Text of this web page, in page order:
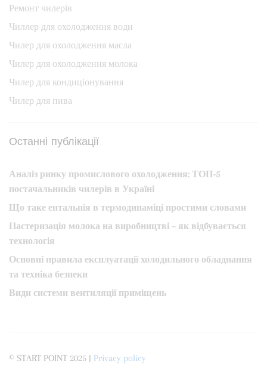
Ремонт чилерів
Чиллер для охолодження води
Чилер для охолодження масла
Чилер для охолодження молока
Чилер для кондиціонування
Чилер для пива
Останні публікації
Аналіз ринку промислового охолодження: ТОП-5
постачальників чилерів в Україні
Що таке ентальпія в термодинаміці простими словами
Пастеризація молока на виробництві – як відбувається
технологія
Основні правила експлуатації холодильного обладнання
та техніка безпеки
Види системи вентиляції приміщень
© START POINT 2025 | Privacy policy